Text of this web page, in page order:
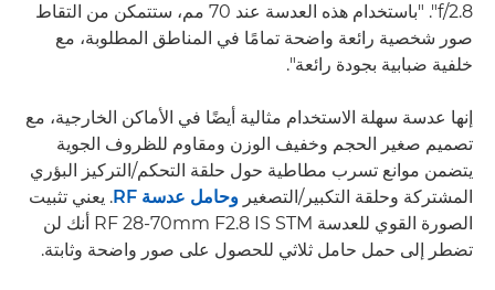
f/2.8". "باستخدام هذه العدسة عند 70 مم، ستتمكن من التقاط
صور شخصية رائعة واضحة تمامًا في المناطق المطلوبة، مع
خلفية ضبابية بجودة رائعة".
إنها عدسة سهلة الاستخدام مثالية أيضًا في الأماكن الخارجية، مع
تصميم صغير الحجم وخفيف الوزن ومقاوم للظروف الجوية
يتضمن موانع تسرب مطاطية حول حلقة التحكم/التركيز البؤري
المشتركة وحلقة التكبير/التصغير وحامل عدسة RF
. يعني تثبيت
الصورة القوي للعدسة RF 28-70mm F2.8 IS STM أنك لن
تضطر إلى حمل حامل ثلاثي للحصول على صور واضحة وثابتة.